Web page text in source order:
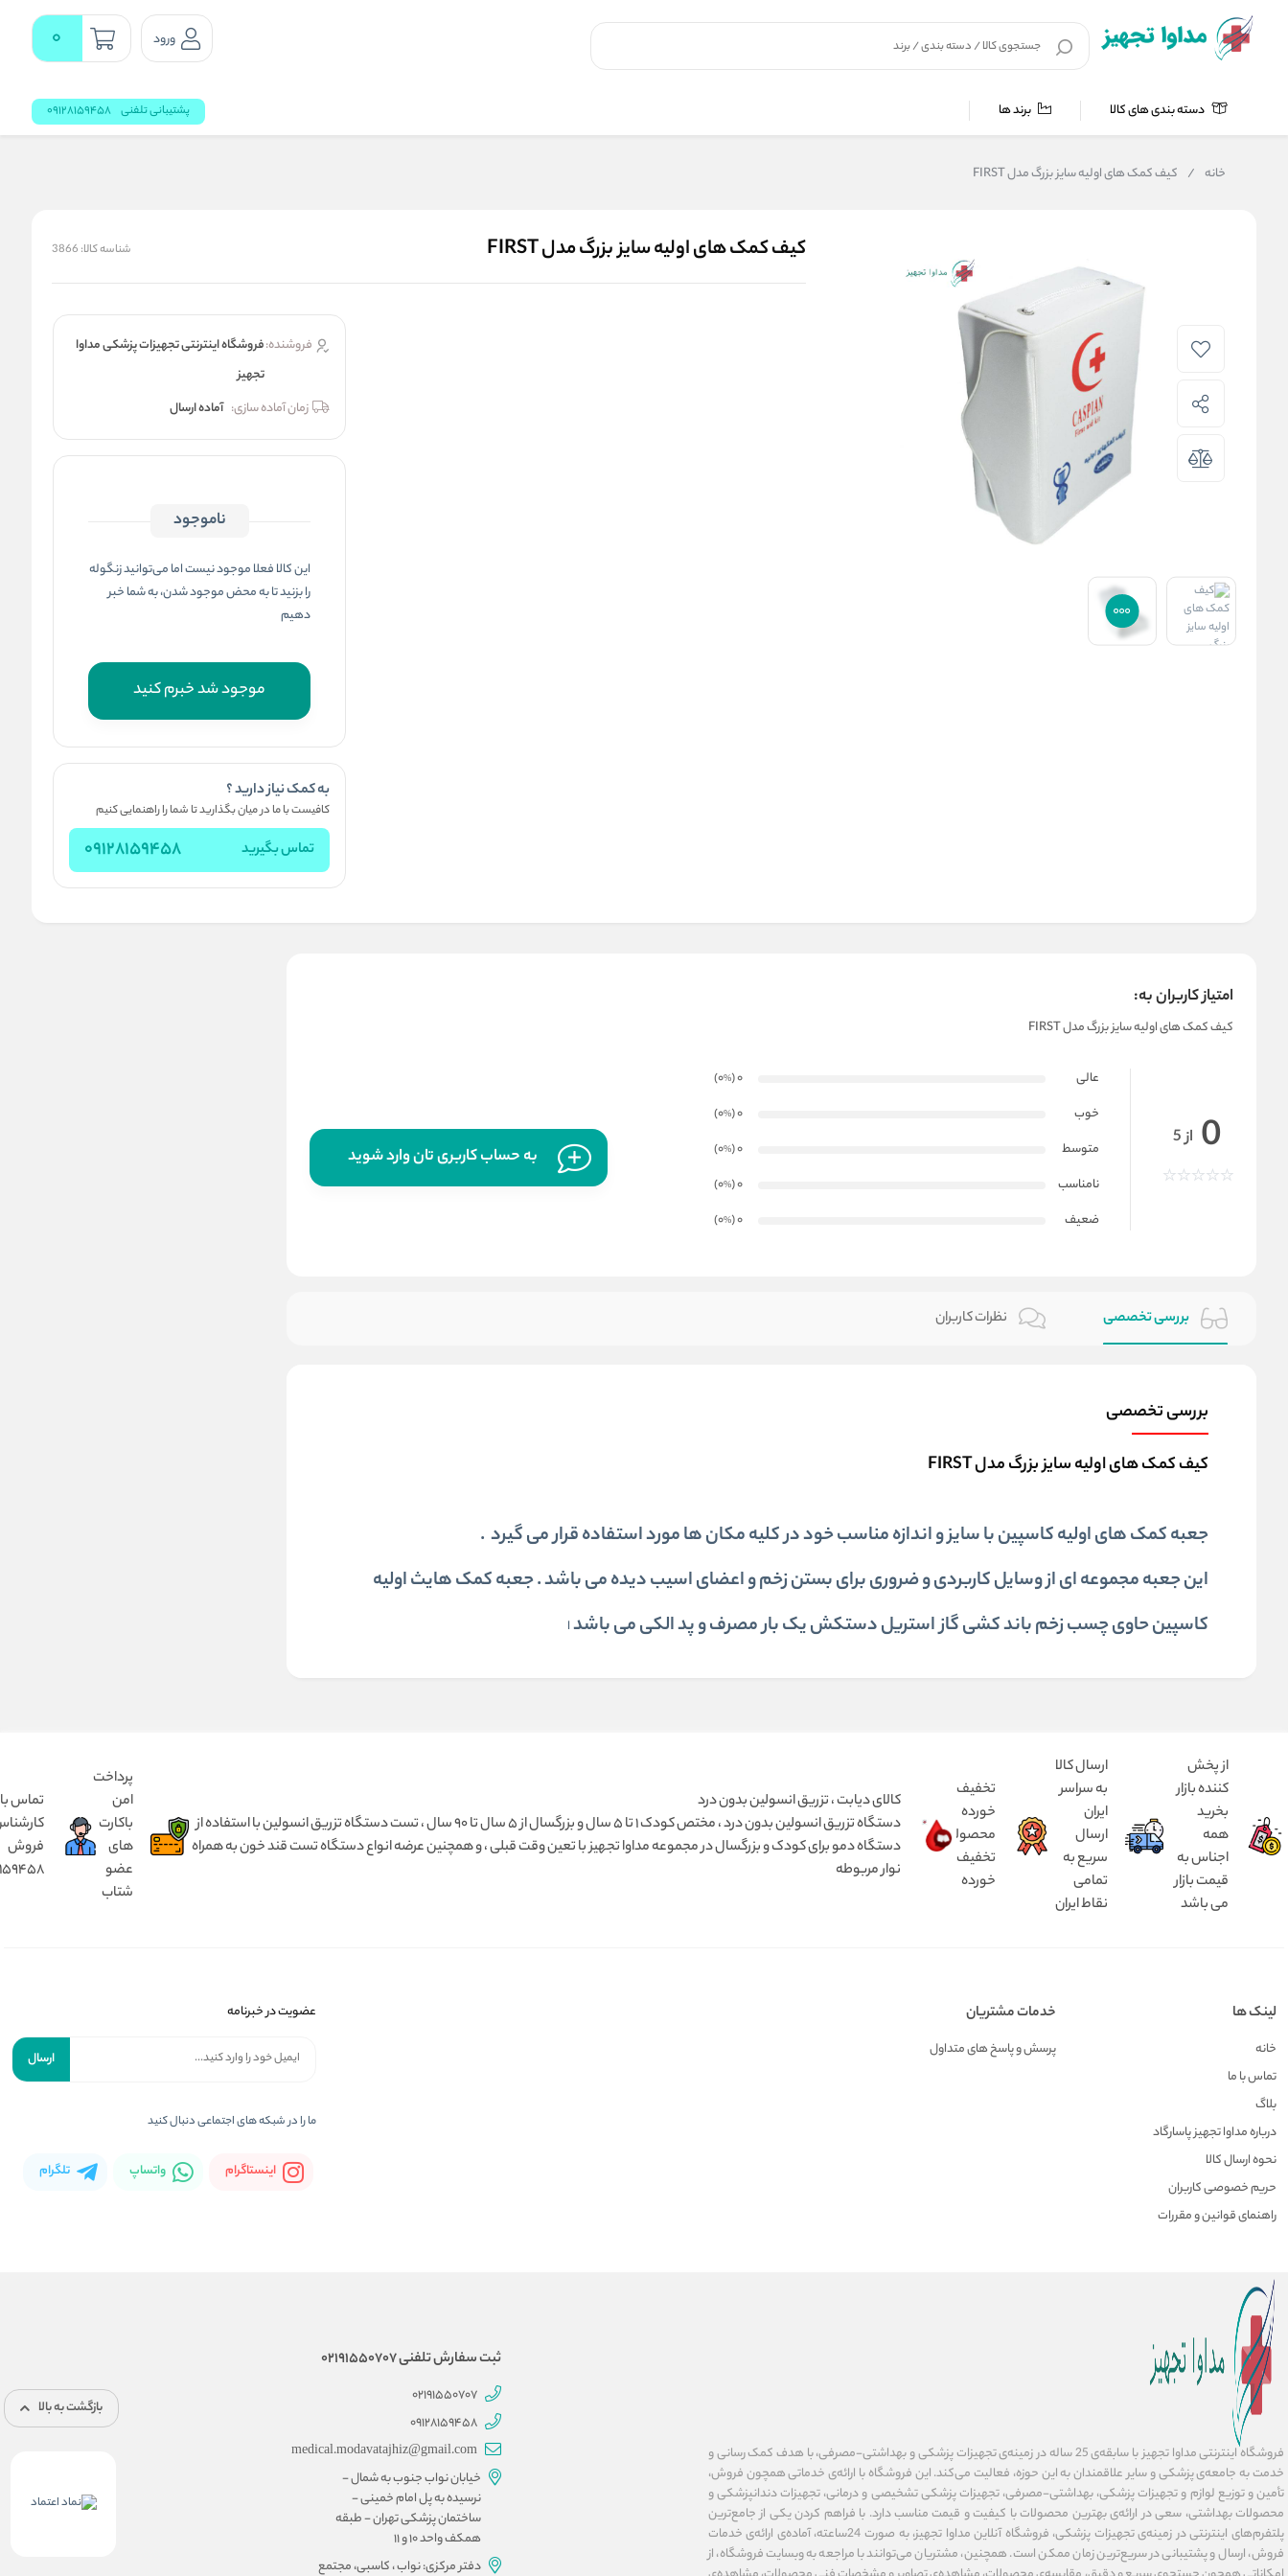
ورود 0
دسته بندی های کالا برند ها پشتیبانی تلفنی 09128159458
خانه / کیف کمک های اولیه سایز بزرگ مدل FIRST
کیف کمک های اولیه سایز بزرگ مدل FIRST شناسه کالا: 3866
فروشنده:فروشگاه اینترنتی تجهیزات پزشکی مداوا
تجهیز
زمان آماده سازی: آماده ارسال
ناموجود
این کالا فعلا موجود نیست اما می‌توانید زنگوله
را بزنید تا به محض موجود شدن، به شما خبر
دهیم
موجود شد خبرم کنید
به کمک نیاز دارید ؟
کافیست با ما در میان بگذارید تا شما را راهنمایی کنیم
تماس بگیرید 09128159458
امتیاز کاربران به:
کیف کمک های اولیه سایز بزرگ مدل FIRST
0 از 5
عالی 0
(0
%
)
خوب
0
(0
%
)
متوسط
0
(0
%
)
نامناسب
0
(0
%
)
ضعیف
0
(0
%
)
به حساب کاربری تان وارد شوید
بررسی تخصصی نظرات کاربران
بررسی تخصصی
کیف کمک های اولیه سایز بزرگ مدل FIRST
جعبه کمک های اولیه کاسپین با سایز و اندازه مناسب خود در کلیه مکان ها مورد استفاده قرار می گیرد .
این جعبه مجموعه ای از وسایل کاربردی و ضروری برای بستن زخم و اعضای اسیب دیده می باشد . جعبه کمک هایث اولیه
کاسپین حاوی چسب زخم باند کشی گاز استریل دستکش یک بار مصرف و پد الکی می باشدا
از پخش
کننده بازار
بخرید
همه
اجناس به
قیمت بازار
می باشد
ارسال کالا
به سراسر
ایران
ارسال
سریع به
تمامی
نقاط ایران
تخفیف
خورده
محصولات
تخفیف
خورده
کالای دیابت ، تزریق انسولین بدون درد
دستگاه تزریق انسولین بدون درد ، مختص کودک ۱ تا ۵ سال و بزرگسال از ۵ سال تا ۹۰ سال ، تست دستگاه تزریق انسولین با استفاده از
دستگاه دمو برای کودک و بزرگسال در مجموعه مداوا تجهیز با تعین وقت قبلی ، و همچنین عرضه انواع دستگاه تست قند خون به همراه
نوار مربوطه
پرداخت
امن
باکارت
های
عضو
شتاب
تماس با
فروش
لینک ها
خانه
تماس با ما
بلاگ
درباره مداوا تجهیز پاسارگاد
نحوه ارسال کالا
حریم خصوصی کاربران
راهنمای قوانین و مقررات
خدمات مشتریان
پرسش و پاسخ های متداول
عضویت در خبرنامه
ارسال
ما را در شبکه های اجتماعی دنبال کنید
اینستاگرام واتساپ تلگرام
فروشگاه اینترنتی مداوا تجهیز با سابقه‌ی 25 ساله در زمینه‌ی تجهیزات پزشکی و بهداشتی-مصرفی، با هدف کمک رسانی و
خدمت به جامعه‌ی پزشکی و سایر علاقمندان به این حوزه، فعالیت می‌کند. این فروشگاه با ارائه‌ی خدماتی همچون فروش،
تأمین و توزیع لوازم و تجهیزات پزشکی، بهداشتی-مصرفی، تجهیزات پزشکی تشخیصی و درمانی، تجهیزات دندانپزشکی و
محصولات بهداشتی، سعی در ارائه‌ی بهترین محصولات با کیفیت و قیمت مناسب دارد. با فراهم کردن یکی از جامع‌ترین
پلتفرم‌های اینترنتی در زمینه‌ی تجهیزات پزشکی، فروشگاه آنلاین مداوا تجهیز، به صورت 24ساعته، آماده‌ی ارائه‌ی خدمات
فروش، ارسال و پشتیبانی در سریع‌ترین زمان ممکن است. همچنین، مشتریان می‌توانند با مراجعه به وبسایت فروشگاه، از
ثبت سفارش تلفنی 02191550707
02191550707
09128159458
medical.modavatajhiz@gmail.com
خیابان نواب جنوب به شمال -
نرسیده به پل امام خمینی -
ساختمان پزشکی تهران - طبقه
همکف واحد ۱۰ و ۱۱
دفتر مرکزی: نواب ، کاسبی، مجتمع
بازگشت به بالا